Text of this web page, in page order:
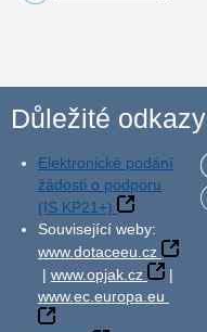
Důležité odkazy
Elektronické podání
žádosti o podporu
(IS KP21+)
Související weby:
www.dotaceeu.cz
| www.opjak.cz
|
www.ec.europa.eu